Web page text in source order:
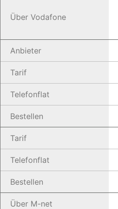
Über Vodafone
Anbieter
Tarif
Telefonflat
Bestellen
Tarif
Telefonflat
Bestellen
Über M-net